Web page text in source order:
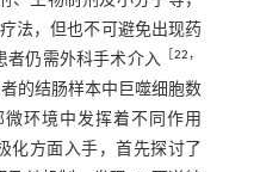
法，但也不可避免出现药
者仍需外科手术介入 ［22，
的结肠样本中巨噬细胞数
环境中发挥着不同作用
化方面入手，首先探讨了